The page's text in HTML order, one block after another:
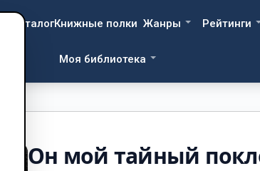
КаталогКнижные полки Жанры Рейтинги
Моя библиотека
Он мой тайный